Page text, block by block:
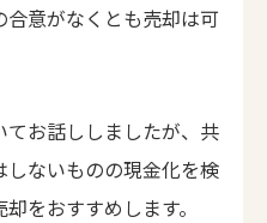
意がなくとも売却は可
お話ししましたが、共
ないものの現金化を検
をおすすめします。